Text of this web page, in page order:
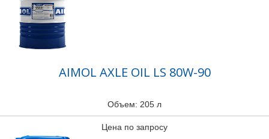
AIMOL AXLE OIL LS 80W-90
Объем: 205 л
Цена по запросу